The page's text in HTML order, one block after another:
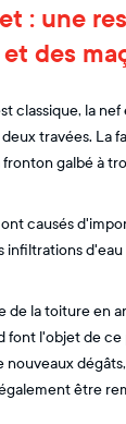
: une
des
classique, la
travées. La
galbé à
causés
infiltrations
de la toiture en
font l'objet de
nouveaux
être